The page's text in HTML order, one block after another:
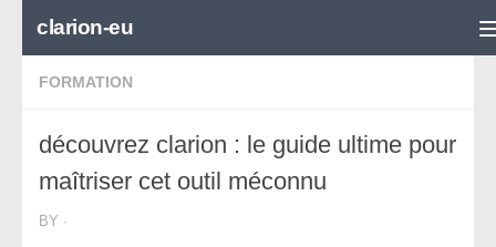
Skip to content
clarion-eu
FORMATION
découvrez clarion : le guide ultime pour
maîtriser cet outil méconnu
BY ·